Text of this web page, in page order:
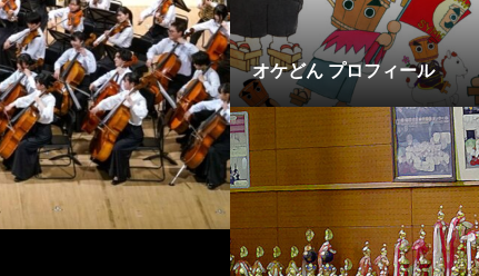
オケどん プロフィール